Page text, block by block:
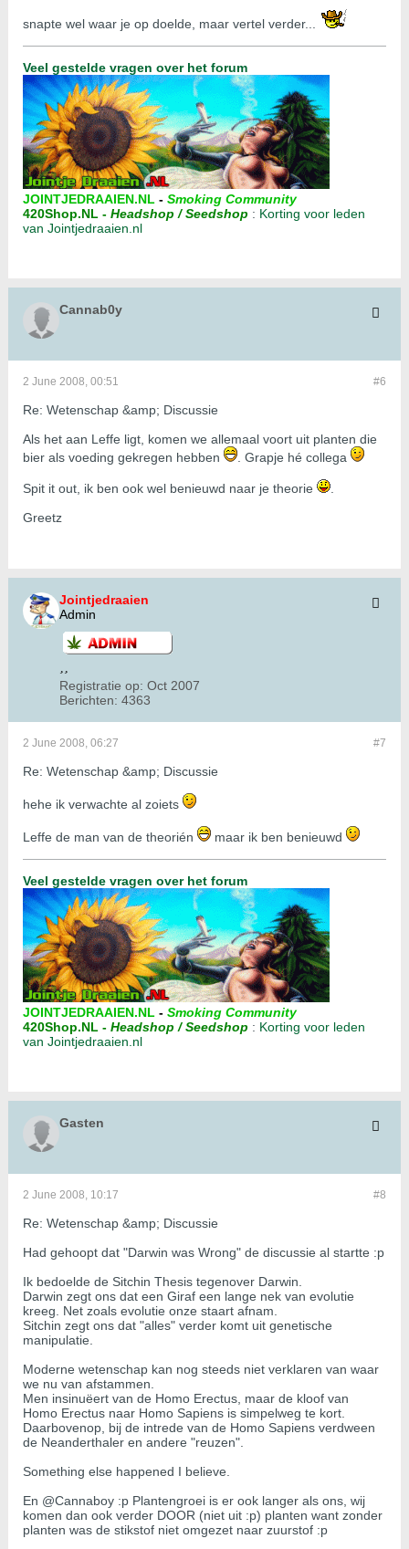
snapte wel waar je op doelde, maar vertel verder...
Veel gestelde vragen over het forum
JOINTJEDRAAIEN.NL - Smoking Community
420Shop.NL - Headshop / Seedshop : Korting voor leden
van Jointjedraaien.nl
Cannab0y
#6
2 June 2008, 00:51
Re: Wetenschap &amp; Discussie
Als het aan Leffe ligt, komen we allemaal voort uit planten die
bier als voeding gekregen hebben
. Grapje hé collega
Spit it out, ik ben ook wel benieuwd naar je theorie
Greetz
Jointjedraaien
Admin
Registratie op: Oct 2007
Berichten: 4363
#7
2 June 2008, 06:27
Re: Wetenschap &amp; Discussie
hehe ik verwachte al zoiets
Leffe de man van de theorién maar ik ben benieuwd
Veel gestelde vragen over het forum
JOINTJEDRAAIEN.NL - Smoking Community
420Shop.NL - Headshop / Seedshop : Korting voor leden
van Jointjedraaien.nl
Gasten
#8
2 June 2008, 10:17
Re: Wetenschap &amp; Discussie
Had gehoopt dat "Darwin was Wrong" de discussie al startte :p
Ik bedoelde de Sitchin Thesis tegenover Darwin.
Darwin zegt ons dat een Giraf een lange nek van evolutie
kreeg. Net zoals evolutie onze staart afnam.
Sitchin zegt ons dat "alles" verder komt uit genetische
manipulatie.
Moderne wetenschap kan nog steeds niet verklaren van waar
we nu van afstammen.
Men insinuëert van de Homo Erectus, maar de kloof van
Homo Erectus naar Homo Sapiens is simpelweg te kort.
Daarbovenop, bij de intrede van de Homo Sapiens verdween
de Neanderthaler en andere "reuzen".
Something else happened I believe.
En @Cannaboy :p Plantengroei is er ook langer als ons, wij
komen dan ook verder DOOR (niet uit :p) planten want zonder
planten was de stikstof niet omgezet naar zuurstof :p